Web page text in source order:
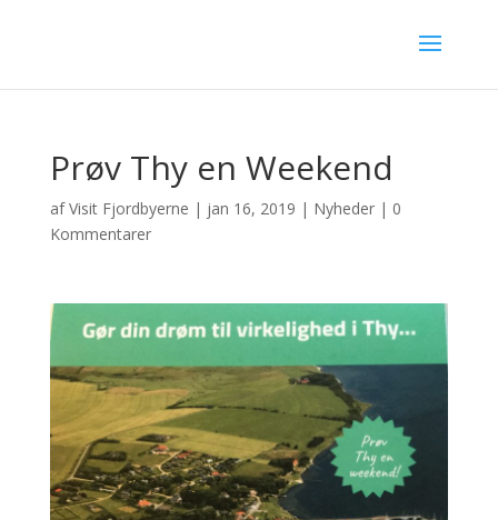
Prøv Thy en Weekend
afVisit Fjordbyerne | jan 16, 2019 | Nyheder| 0
Kommentarer